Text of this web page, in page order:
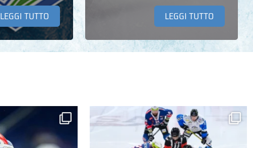
LEGGI TUTTO LEGGI TUTTO